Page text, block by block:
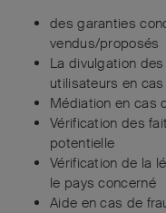
des garanties
vendus/proposés
La divulgation
utilisateurs en
Médiation en cas
Vérification des
potentielle
Vérification de la
le pays concerné
Aide en cas de